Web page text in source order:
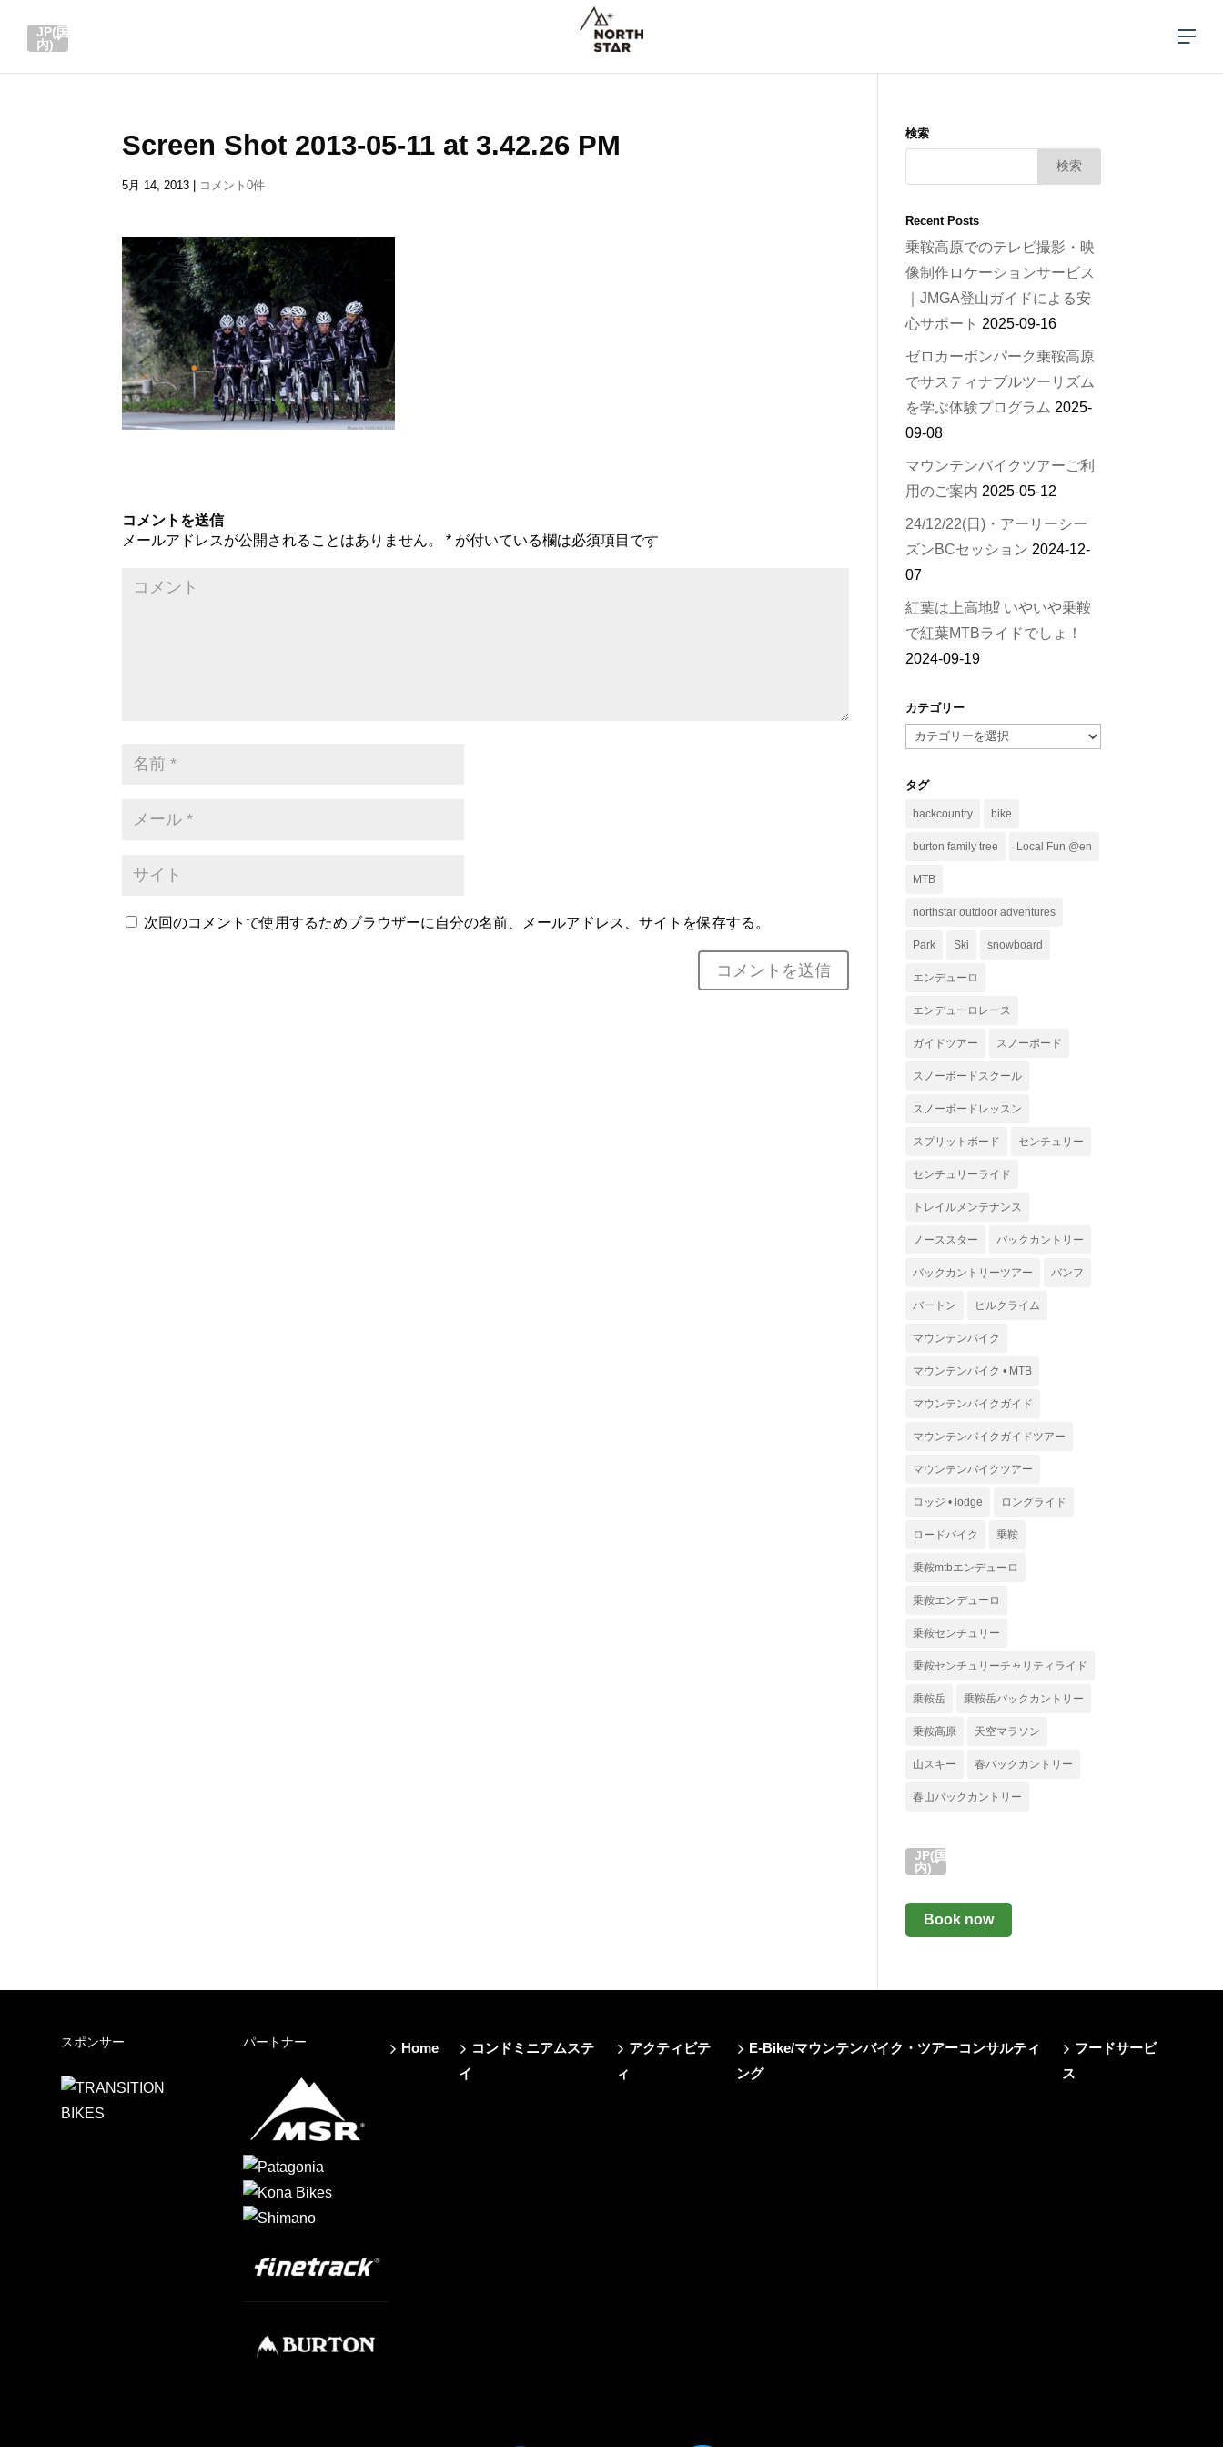
JP(国
内)
Screen Shot 2013-05-11 at 3.42.26 PM
5月 14, 2013 | コメント0件
コメントを送信
メールアドレスが公開されることはありません。
* が付いている欄は必須項目です
次回のコメントで使用するためブラウザーに自分の名前、メールアドレス、サイトを保存する。
検索
Recent Posts
乗鞍高原でのテレビ撮影・映
像制作ロケーションサービス
｜JMGA登山ガイドによる安
心サポート 2025-09-16
ゼロカーボンパーク乗鞍高原
でサスティナブルツーリズム
を学ぶ体験プログラム 2025-
09-08
マウンテンバイクツアーご利
用のご案内 2025-05-12
24/12/22(日)・アーリーシー
ズンBCセッション 2024-12-
07
紅葉は上高地⁉︎ いやいや乗鞍
で紅葉MTBライドでしょ！
2024-09-19
カテゴリー
カ
ゴ
リ
タグ
backcountry bike
burton family tree Local Fun @en
MTB
northstar outdoor adventures
Park Ski snowboard
エンデューロ
エンデューロレース
ガイドツアー スノーボード
スノーボードスクール
スノーボードレッスン
スプリットボード センチュリー
センチュリーライド
トレイルメンテナンス
ノーススター バックカントリー
バックカントリーツアー バンフ
バートン ヒルクライム
マウンテンバイク
マウンテンバイク • MTB
マウンテンバイクガイド
マウンテンバイクガイドツアー
マウンテンバイクツアー
ロッジ • lodge ロングライド
ロードバイク 乗鞍
乗鞍mtbエンデューロ
乗鞍エンデューロ
乗鞍センチュリー
乗鞍センチュリーチャリティライド
乗鞍岳 乗鞍岳バックカントリー
乗鞍高原 天空マラソン
山スキー 春バックカントリー
春山バックカントリー
JP(国
内)
Book now
スポンサー パートナー Home
コンドミニアムステ
イ
アクティビテ
ィ
E-Bike/マウンテンバイク・ツアーコンサルティ
ング
フードサービ
ス